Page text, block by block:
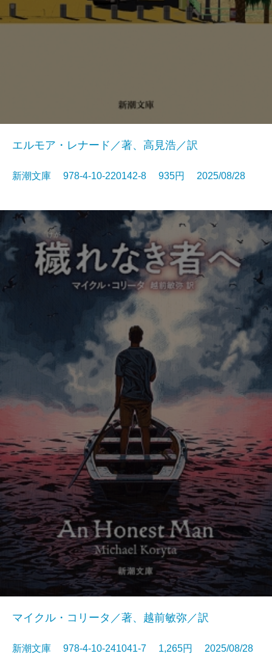
エルモア・レナード／著、高見浩／訳
新潮文庫 978-4-10-220142-8 935円 2025/08/28
マイクル・コリータ／著、越前敏弥／訳
新潮文庫 978-4-10-241041-7 1,265円 2025/08/28